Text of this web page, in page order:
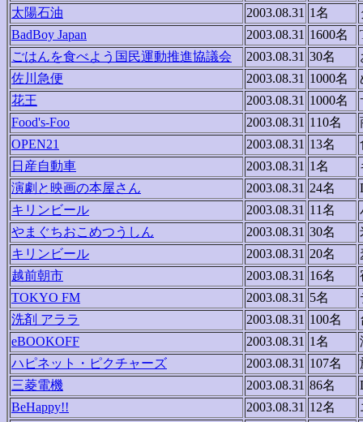
太陽石油
2003.08.31 1名
BadBoy Japan
2003.08.31 1600名
ごはんを食べよう国民運動推進協議会
2003.08.31 30名
佐川急便
2003.08.31 1000名
花王
2003.08.31 1000名
Food's-Foo
2003.08.31 110名
OPEN21
2003.08.31 13名
日産自動車
2003.08.31 1名
演劇と映画の本屋さん
2003.08.31 24名
キリンビール
2003.08.31 11名
やまぐちおこめつうしん
2003.08.31 30名
キリンビール
2003.08.31 20名
越前朝市
2003.08.31 16名
TOKYO FM
2003.08.31 5名
洗剤 アララ
2003.08.31 100名
eBOOKOFF
2003.08.31 1名
ハピネット・ピクチャーズ
2003.08.31 107名
三菱電機
2003.08.31 86名
BeHappy!!
2003.08.31 12名